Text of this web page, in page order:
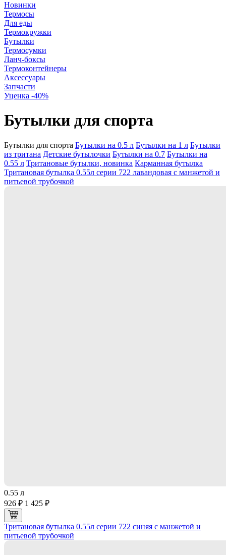
Новинки
Термосы
Для еды
Термокружки
Бутылки
Термосумки
Ланч-боксы
Термоконтейнеры
Аксессуары
Запчасти
Уценка -40%
Бутылки для спорта
Бутылки для спорта Бутылки на 0.5 л Бутылки на 1 л Бутылки
из тритана Детские бутылочки Бутылки на 0.7 Бутылки на
0.55 л Тритановые бутылки, новинка Карманная бутылка
Тритановая бутылка 0.55л серии 722 лавандовая с манжетой и
питьевой трубочкой
0.55 л
926 ₽ 1 425 ₽
Тритановая бутылка 0.55л серии 722 синяя с манжетой и
питьевой трубочкой